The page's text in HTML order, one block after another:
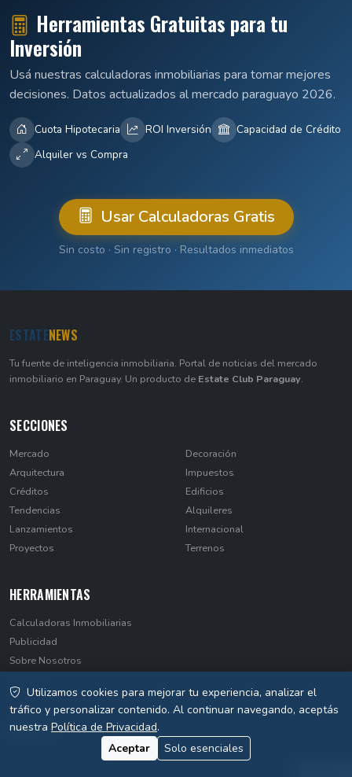
Herramientas Gratuitas para tu
Inversión
Usá nuestras calculadoras inmobiliarias para tomar mejores
decisiones. Datos actualizados al mercado paraguayo 2026.
Cuota Hipotecaria ROI Inversión
Capacidad de Crédito
Alquiler vs Compra
Usar Calculadoras Gratis
Sin costo · Sin registro · Resultados inmediatos
ESTATENEWS
Tu fuente de inteligencia inmobiliaria. Portal de noticias del mercado
inmobiliario en Paraguay. Un producto de Estate Club Paraguay.
SECCIONES
Mercado
Arquitectura
Créditos
Tendencias
Lanzamientos
Proyectos
Decoración
Impuestos
Edificios
Alquileres
Internacional
Terrenos
HERRAMIENTAS
Calculadoras Inmobiliarias
Publicidad
Sobre Nosotros
Privacidad
Utilizamos cookies para mejorar tu experiencia, analizar el
tráfico y personalizar contenido. Al continuar navegando, aceptás
nuestra Política de Privacidad.
Aceptar
Solo esenciales